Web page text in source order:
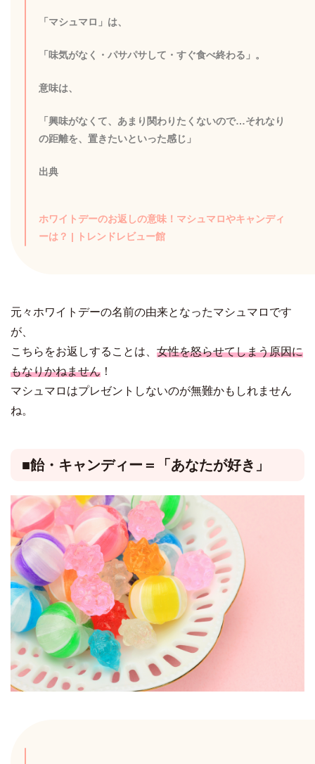
「マシュマロ」は、
「味気がなく・パサパサして・すぐ食べ終わる」。
意味は、
「興味がなくて、あまり関わりたくないので…それなり
の距離を、置きたいといった感じ」
出典
ホワイトデーのお返しの意味！マシュマロやキャンディ
ーは？ | トレンドレビュー館
元々ホワイトデーの名前の由来となったマシュマロです
が、
こちらをお返しすることは、 女性を怒らせてしまう原因に
もなりかねません ！
マシュマロはプレゼントしないのが無難かもしれません
ね。
■飴・キャンディー＝「あなたが好き」